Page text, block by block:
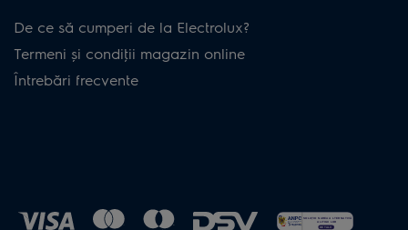
De ce să cumperi de la Electrolux?
Termeni și condiţii magazin online
Întrebări frecvente